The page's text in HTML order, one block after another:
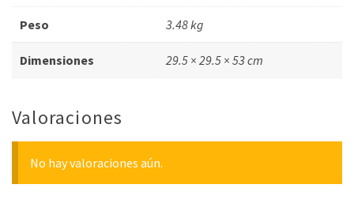
Peso 3.48 kg
Dimensiones 29.5 × 29.5 × 53 cm
Valoraciones
No hay valoraciones aún.